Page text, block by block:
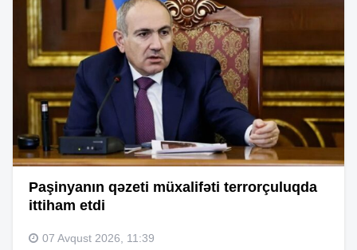
Paşinyanın qəzeti müxalifəti terrorçuluqda
ittiham etdi
07 Avqust 2026, 11:39